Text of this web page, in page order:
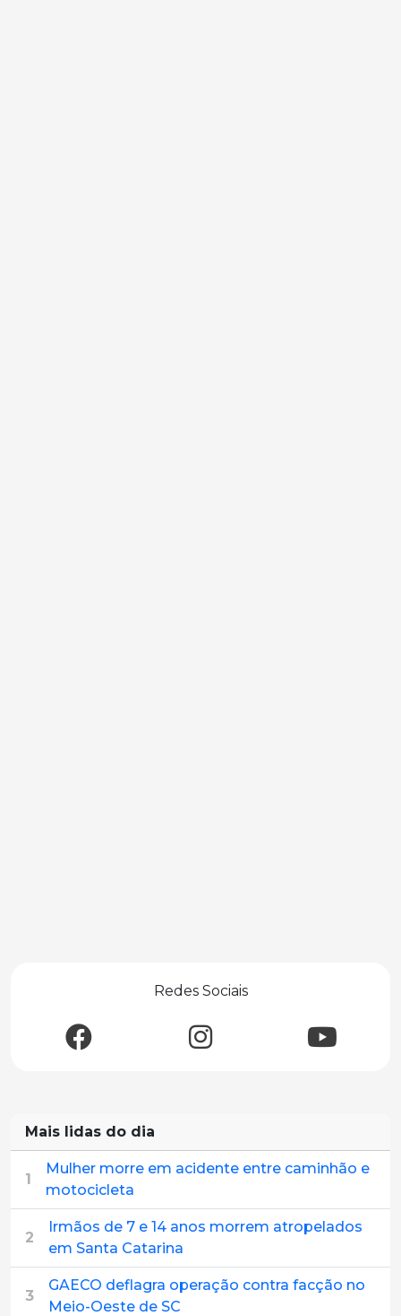
Redes Sociais
Mais lidas do dia
1
Mulher morre em acidente entre caminhão e
motocicleta
2
Irmãos de 7 e 14 anos morrem atropelados
em Santa Catarina
3
GAECO deflagra operação contra facção no
Meio-Oeste de SC